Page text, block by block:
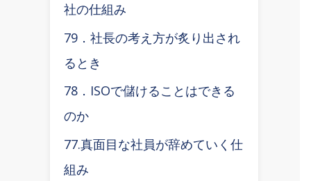
社の仕組み
79．社長の考え方が炙り出され
るとき
78．ISOで儲けることはできる
のか
77.真面目な社員が辞めていく仕
組み